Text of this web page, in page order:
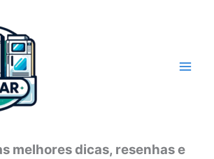
melhores dicas, resenhas e